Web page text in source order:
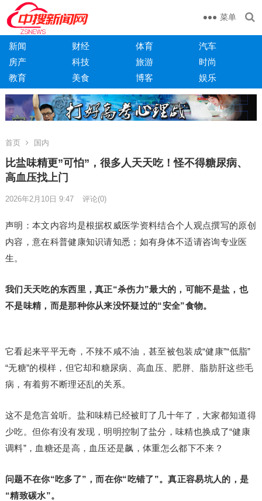
菜单
新闻 财经 体育
汽车
房产
科技 旅游
时尚
教育
美食 博客 娱乐
首页 国内
比盐味精更”可怕”，很多人天天吃！怪不得糖尿病、
高血压找上门
2026年2月10日 9:47 评论(0)
声明：本文内容均是根据权威医学资料结合个人观点撰写的原创
内容，意在科普健康知识请知悉；如有身体不适请咨询专业医
生。
我们天天吃的东西里，真正“杀伤力”最大的，可能不是盐，也
不是味精，而是那种你从来没怀疑过的“安全”食物。
它看起来平平无奇，不辣不咸不油，甚至被包装成“健康”“低脂”
“无糖”的模样，但它却和糖尿病、高血压、肥胖、脂肪肝这些毛
病，有着剪不断理还乱的关系。
这不是危言耸听。盐和味精已经被盯了几十年了，大家都知道得
少吃。但你有没有发现，明明控制了盐分，味精也换成了“健康
调料”，血糖还是高，血压还是飙，体重怎么都下不来？
问题不在你“吃多了”，而在你“吃错了”。真正容易坑人的，是
“精致碳水”。